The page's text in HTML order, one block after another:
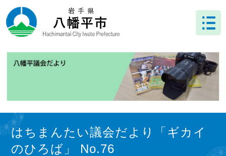
ー
ジ
ニ
ュ
文 はちまんたい議会だより「ギカイ
のひろば」 No.76